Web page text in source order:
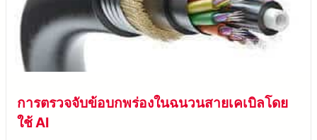
การตรวจจับข้อบกพร่องในฉนวนสายเคเบิลโดย
ใช้ AI